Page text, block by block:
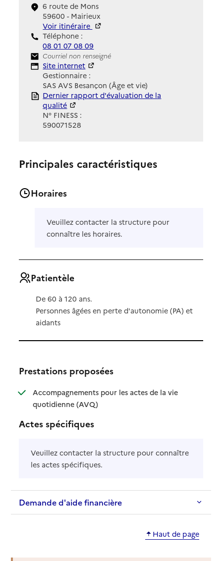
6 route de Mons
59600 - Mairieux
Voir itinéraire
Téléphone :
08 01 07 08 09
Contact
Courriel non renseigné
Site Internet
Site internet
Gestionnaire :
SAS AVS Besançon (Âge et vie)
Rapport HAS
Dernier rapport d'évaluation de la
qualité
N° FINESS :
590071528
Principales caractéristiques
Horaires
Veuillez contacter la structure pour
connaître les horaires.
Patientèle
De 60 à 120 ans.
Personnes âgées en perte d'autonomie (PA) et
aidants
Prestations proposées
Accompagnements pour les actes de la vie
quotidienne (AVQ): disponible
: non disponible
Actes spécifiques
Veuillez contacter la structure pour connaître
les actes spécifiques.
Demande d'aide financière
Haut de page